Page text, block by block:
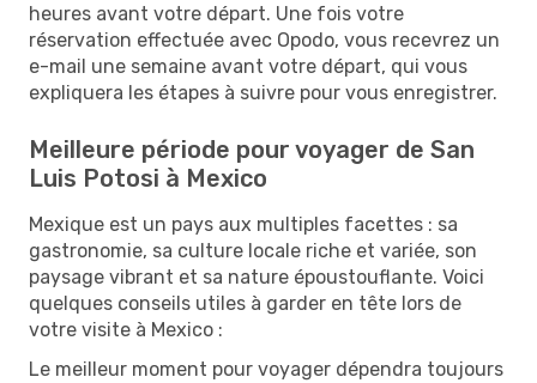
heures avant votre départ. Une fois votre
réservation effectuée avec Opodo, vous recevrez un
e-mail une semaine avant votre départ, qui vous
expliquera les étapes à suivre pour vous enregistrer.
Meilleure période pour voyager de San
Luis Potosi à Mexico
Mexique est un pays aux multiples facettes : sa
gastronomie, sa culture locale riche et variée, son
paysage vibrant et sa nature époustouflante. Voici
quelques conseils utiles à garder en tête lors de
votre visite à Mexico :
Le meilleur moment pour voyager dépendra toujours